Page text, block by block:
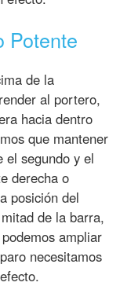
Potente
de la
al portero,
hacia dentro
que mantener
el segundo y el
derecha o
posición del
de la barra,
ampliar
necesitamos